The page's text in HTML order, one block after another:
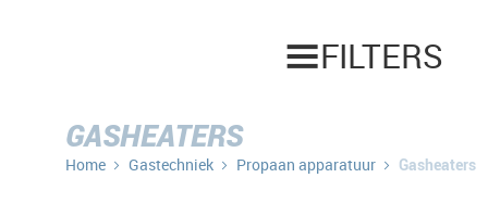
FILTERS
GASHEATERS
Home Gastechniek Propaan apparatuur Gasheaters